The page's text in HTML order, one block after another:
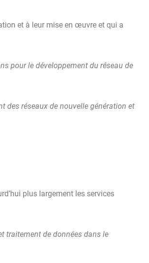
et à leur mise en œuvre et qui a
pour le développement du réseau de
des réseaux de nouvelle génération et
plus largement les services
traitement de données dans le